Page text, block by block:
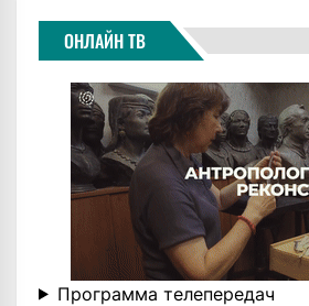
ОНЛАЙН ТВ
Программа телепередач